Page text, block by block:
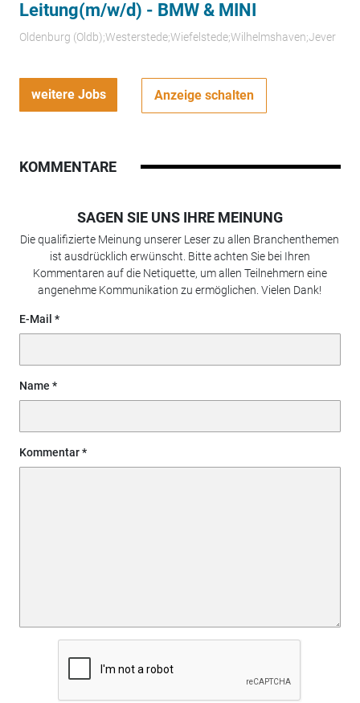
Leitung(m/w/d) - BMW & MINI
Oldenburg (Oldb);Westerstede;Wiefelstede;Wilhelmshaven;Jever
weitere Jobs Anzeige schalten
KOMMENTARE
SAGEN SIE UNS IHRE MEINUNG
Die qualifizierte Meinung unserer Leser zu allen Branchenthemen
ist ausdrücklich erwünscht. Bitte achten Sie bei Ihren
Kommentaren auf die Netiquette, um allen Teilnehmern eine
angenehme Kommunikation zu ermöglichen. Vielen Dank!
E-Mail
Name
Kommentar